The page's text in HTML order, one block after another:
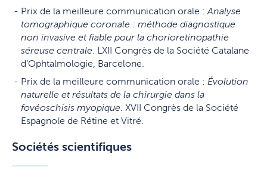
Prix de la meilleure communication orale : Analyse
tomographique coronale : méthode diagnostique
non invasive et fiable pour la chorioretinopathie
séreuse centrale . LXII Congrès de la Société Catalane
d’Ophtalmologie, Barcelone.
Prix de la meilleure communication orale : Évolution
naturelle et résultats de la chirurgie dans la
fovéoschisis myopique . XVII Congrès de la Société
Espagnole de Rétine et Vitré.
Sociétés scientifiques